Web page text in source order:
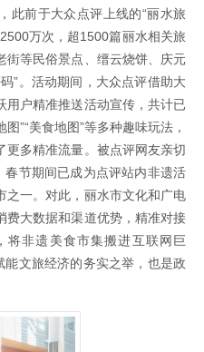
此前于大众点评上线的“丽水旅
万次，超1500篇丽水相关旅
街等民俗景点、缙云烧饼、庆元
”。活动期间，大众点评借助大
用户精准推送活动宣传，共计已
”“美食地图”等多种趣味玩法，
更多精准流量。被点评网友亲切
春节期间已成为点评站内非遗活
之一。对此，丽水市文化和广电
费大数据和渠道优势，精准对接
将非遗美食市集搬进互联网巨
能文旅经济的务实之举，也是政